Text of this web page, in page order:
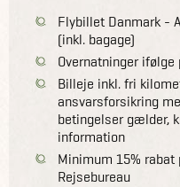
Flybillet Danmark -
(inkl. bagage)
Overnatninger ifølge
Billeje inkl. fri
ansvarsforsikring
betingelser gælder,
information
Minimum 15%
Rejsebureau